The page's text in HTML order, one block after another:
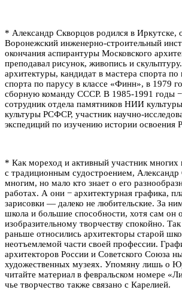
* Александр Скворцов родился в Иркутске,
Воронежский инженерно-строительный
окончания аспирантуры Московского
преподавал рисунок, живопись и
архитектуры, кандидат в мастера спорта
спорта по парусу в классе «Финн», в 1979
сборную команду СССР. В 1985-1991 годы
сотрудник отдела памятников НИИ
культуры РСФСР, участник научно-
экспедиций по изучению истории освоения
* Как мореход и активный участник многих
с традиционным судостроением, Александр
многим, но мало кто знает о его
работах. А они − архитектурная графика,
зарисовки — далеко не любительские. За
школа и большие способности, хотя сам он
изобразительному творчеству спокойно.
раньше относились архитекторы старой
неотъемлемой части своей профессии.
архитекторов России и Советского Союза
художественных музеях. Упомяну лишь о
читайте материал в февральском номере
чье творчество также связано с Карелией.